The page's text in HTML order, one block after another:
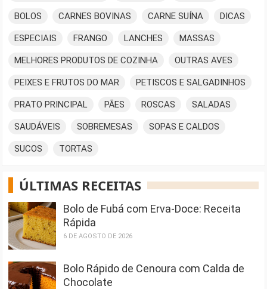
BOLOS CARNES BOVINAS CARNE SUÍNA DICAS
ESPECIAIS FRANGO LANCHES MASSAS
MELHORES PRODUTOS DE COZINHA OUTRAS AVES
PEIXES E FRUTOS DO MAR PETISCOS E SALGADINHOS
PRATO PRINCIPAL PÃES ROSCAS SALADAS
SAUDÁVEIS SOBREMESAS SOPAS E CALDOS
SUCOS TORTAS
ÚLTIMAS RECEITAS
Bolo de Fubá com Erva-Doce: Receita
Rápida
6 DE AGOSTO DE 2026
Bolo Rápido de Cenoura com Calda de
Chocolate